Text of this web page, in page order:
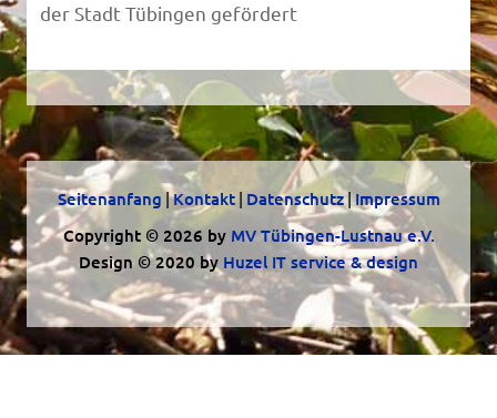
der Stadt Tübingen gefördert
Seitenanfang |Kontakt| Datenschutz|Impressum
Copyright © 2026 by MV Tübingen-Lustnau e.V.
Design © 2020 by Huzel IT service & design